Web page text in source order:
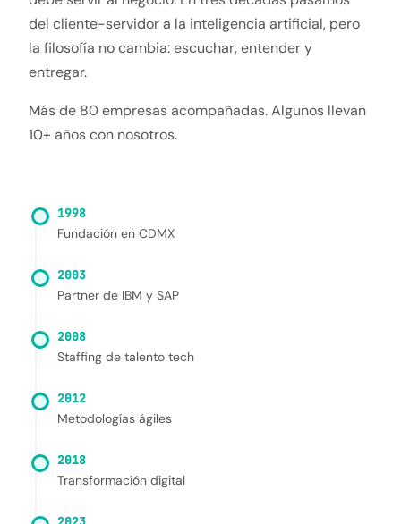
del cliente-servidor a la inteligencia artificial, pero
la filosofía no cambia: escuchar, entender y
entregar.
Más de 80 empresas acompañadas. Algunos llevan
10+ años con nosotros.
1998
Fundación en CDMX
2003
Partner de IBM y SAP
2008
Staffing de talento tech
2012
Metodologías ágiles
2018
Transformación digital